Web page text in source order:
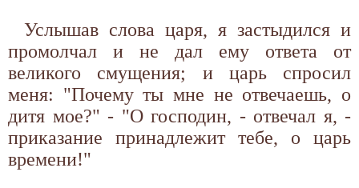
Услышав слова царя, я застыдился и
промолчал и не дал ему ответа от
великого смущения; и царь спросил
меня: "Почему ты мне не отвечаешь, о
дитя мое?" - "О господин, - отвечал я, -
приказание принадлежит тебе, о царь
времени!"